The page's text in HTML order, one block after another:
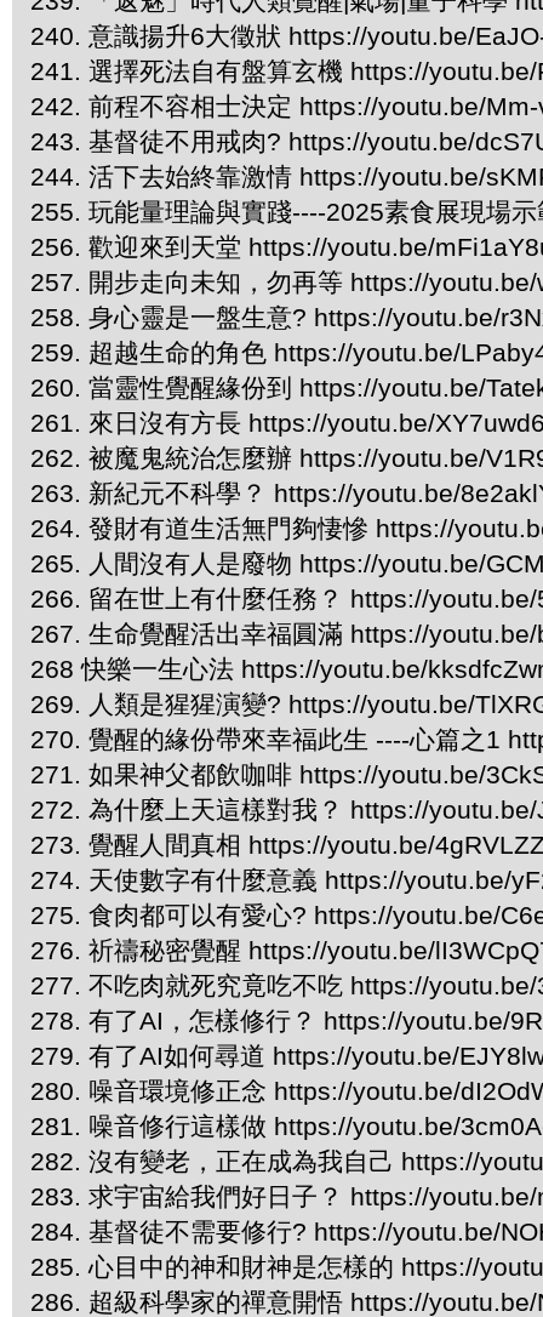
240. 意識揚升6大徵狀 https://youtu.be/
241. 選擇死法自有盤算玄機 https://
242. 前程不容相士決定 https://youtu.be/
243. 基督徒不用戒肉? https://youtu.be/
244. 活下去始終靠激情 https://youtu.be/
255. 玩能量理論與實踐----2025素食展現場
256. 歡迎來到天堂 https://youtu.be/
257. 開步走向未知，勿再等 https://
258. 身心靈是一盤生意? https://youtu.be/
259. 超越生命的角色 https://youtu.be/
260. 當靈性覺醒緣份到 https://youtu.be/
261. 來日沒有方長 https://youtu.be/
262. 被魔鬼統治怎麼辦 https://youtu.be/
263. 新紀元不科學？ https://youtu.be/
264. 發財有道生活無門夠悽慘 https://
265. 人間沒有人是廢物 https://youtu.be/
266. 留在世上有什麼任務？ https://
267. 生命覺醒活出幸福圓滿 https://
268 快樂一生心法 https://youtu.be/
269. 人類是猩猩演變? https://youtu.be/
270. 覺醒的緣份帶來幸福此生 ----心篇之1
271. 如果神父都飲咖啡 https://youtu.be/
272. 為什麼上天這樣對我？ https://
273. 覺醒人間真相 https://youtu.be/
274. 天使數字有什麼意義 https://youtu.be/
275. 食肉都可以有愛心? https://youtu.be/
276. 祈禱秘密覺醒 https://youtu.be/
277. 不吃肉就死究竟吃不吃 https://
278. 有了AI，怎樣修行？ https://youtu.be/
279. 有了AI如何尋道 https://youtu.be/
280. 噪音環境修正念 https://youtu.be/
281. 噪音修行這樣做 https://youtu.be/
282. 沒有變老，正在成為我自己 https://
283. 求宇宙給我們好日子？ https://
284. 基督徒不需要修行? https://youtu.be/
285. 心目中的神和財神是怎樣的 https://
286. 超級科學家的禪意開悟 https://youtu.be/